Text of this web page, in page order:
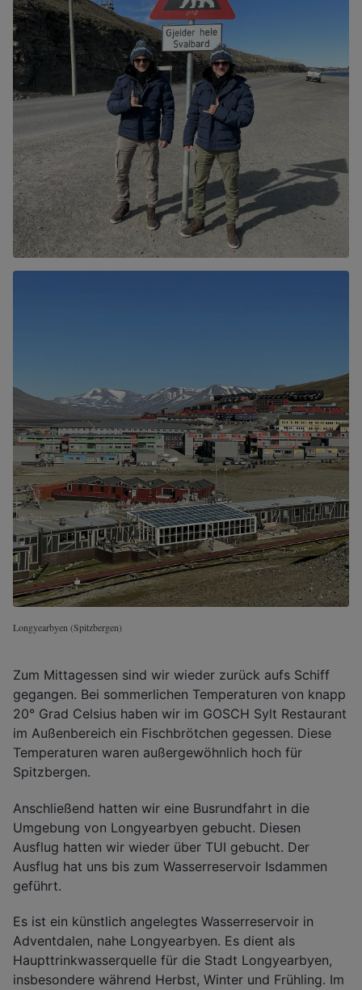
Longyearbyen (Spitzbergen)
Zum Mittagessen sind wir wieder zurück aufs Schiff
gegangen. Bei sommerlichen Temperaturen von knapp
20° Grad Celsius haben wir im GOSCH Sylt Restaurant
im Außenbereich ein Fischbrötchen gegessen. Diese
Temperaturen waren außergewöhnlich hoch für
Spitzbergen.
Anschließend hatten wir eine Busrundfahrt in die
Umgebung von Longyearbyen gebucht. Diesen
Ausflug hatten wir wieder über TUI gebucht. Der
Ausflug hat uns bis zum Wasserreservoir Isdammen
geführt.
Es ist ein künstlich angelegtes Wasserreservoir in
Adventdalen, nahe Longyearbyen. Es dient als
Haupttrinkwasserquelle für die Stadt Longyearbyen,
insbesondere während Herbst, Winter und Frühling. Im